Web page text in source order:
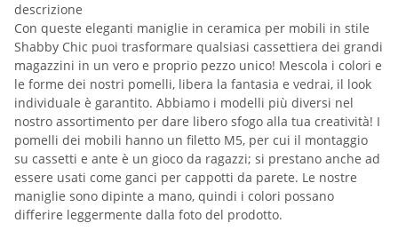
descrizione
Con queste eleganti maniglie in ceramica per mobili in stile
Shabby Chic puoi trasformare qualsiasi cassettiera dei grandi
magazzini in un vero e proprio pezzo unico! Mescola i colori e
le forme dei nostri pomelli, libera la fantasia e vedrai, il look
individuale è garantito. Abbiamo i modelli più diversi nel
nostro assortimento per dare libero sfogo alla tua creatività! I
pomelli dei mobili hanno un filetto M5, per cui il montaggio
su cassetti e ante è un gioco da ragazzi; si prestano anche ad
essere usati come ganci per cappotti da parete. Le nostre
maniglie sono dipinte a mano, quindi i colori possano
differire leggermente dalla foto del prodotto.